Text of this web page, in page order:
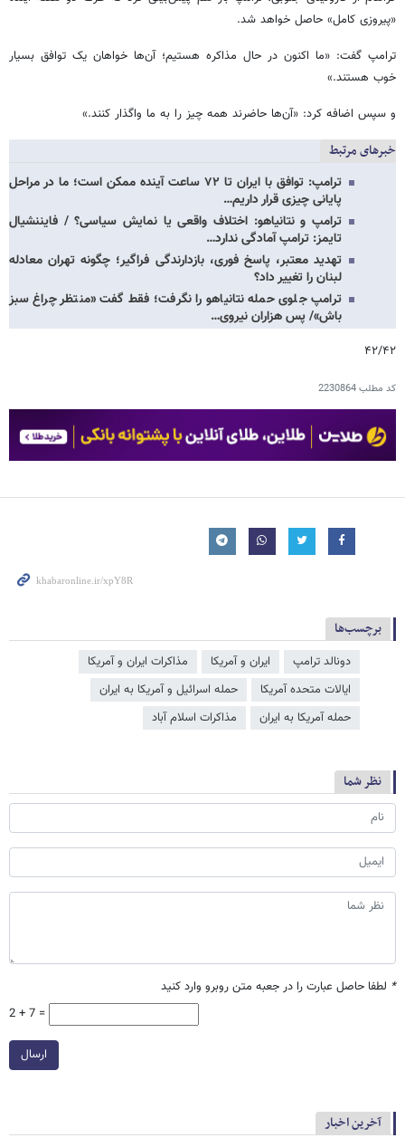
«پیروزی کامل» حاصل خواهد شد.
ترامپ گفت: «ما اکنون در حال مذاکره هستیم؛ آن‌ها خواهان یک توافق بسیار
خوب هستند.»
و سپس اضافه کرد: «آن‌ها حاضرند همه چیز را به ما واگذار کنند.»
خبرهای مرتبط
ترامپ: توافق با ایران تا ۷۲ ساعت آینده ممکن است؛ ما در مراحل
پایانی چیزی قرار داریم…
ترامپ و نتانیاهو: اختلاف واقعی یا نمایش سیاسی؟ / فایننشیال
تایمز: ترامپ آمادگی ندارد…
تهدید معتبر، پاسخ فوری، بازدارندگی فراگیر؛ چگونه تهران معادله
لبنان را تغییر داد؟
ترامپ جلوی حمله نتانیاهو را نگرفت؛ فقط گفت «منتظر چراغ سبز
باش»/ پس هزاران نیروی…
۴۲/۴۲
کد مطلب2230864
برچسب‌ها
دونالد ترامپ ایران و آمریکا
مذاکرات ایران و آمریکا
ایالات متحده آمریکا
حمله اسرائیل و آمریکا به ایران
حمله آمریکا به ایران
مذاکرات اسلام آباد
نظر شما
* لطفا حاصل عبارت را در جعبه متن روبرو وارد کنید
2 + 7 =
ارسال
آخرین اخبار